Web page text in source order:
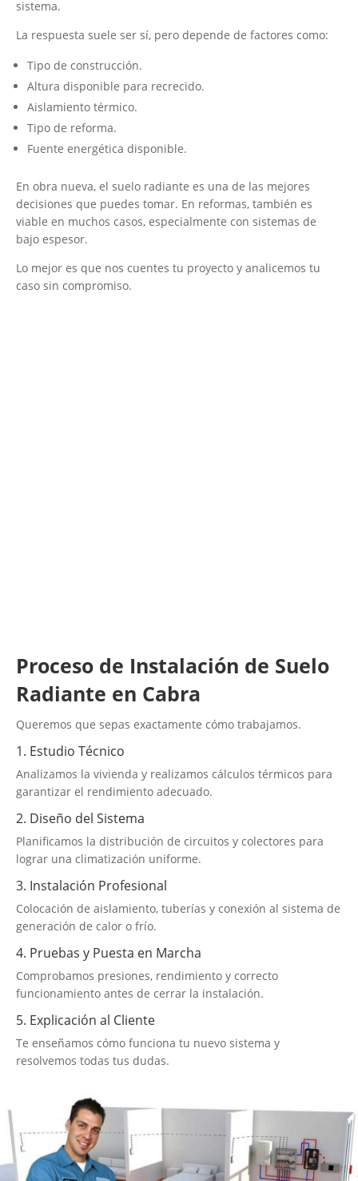
sistema.
La respuesta suele ser sí, pero depende de factores como:
Tipo de construcción.
Altura disponible para recrecido.
Aislamiento térmico.
Tipo de reforma.
Fuente energética disponible.
En obra nueva, el suelo radiante es una de las mejores
decisiones que puedes tomar. En reformas, también es
viable en muchos casos, especialmente con sistemas de
bajo espesor.
Lo mejor es que nos cuentes tu proyecto y analicemos tu
caso sin compromiso.
Proceso de Instalación de Suelo
Radiante en Cabra
Queremos que sepas exactamente cómo trabajamos.
1. Estudio Técnico
Analizamos la vivienda y realizamos cálculos térmicos para
garantizar el rendimiento adecuado.
2. Diseño del Sistema
Planificamos la distribución de circuitos y colectores para
lograr una climatización uniforme.
3. Instalación Profesional
Colocación de aislamiento, tuberías y conexión al sistema de
generación de calor o frío.
4. Pruebas y Puesta en Marcha
Comprobamos presiones, rendimiento y correcto
funcionamiento antes de cerrar la instalación.
5. Explicación al Cliente
Te enseñamos cómo funciona tu nuevo sistema y
resolvemos todas tus dudas.